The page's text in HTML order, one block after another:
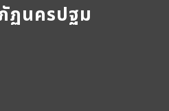
ฏนครปฐม